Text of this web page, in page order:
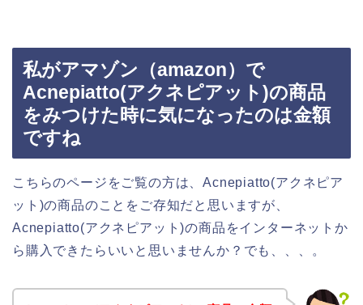
私がアマゾン（amazon）で
Acnepiatto(アクネピアット)の商品
をみつけた時に気になったのは金額
ですね
こちらのページをご覧の方は、Acnepiatto(アクネピア
ット)の商品のことをご存知だと思いますが、
Acnepiatto(アクネピアット)の商品をインターネットか
ら購入できたらいいと思いませんか？でも、、、。